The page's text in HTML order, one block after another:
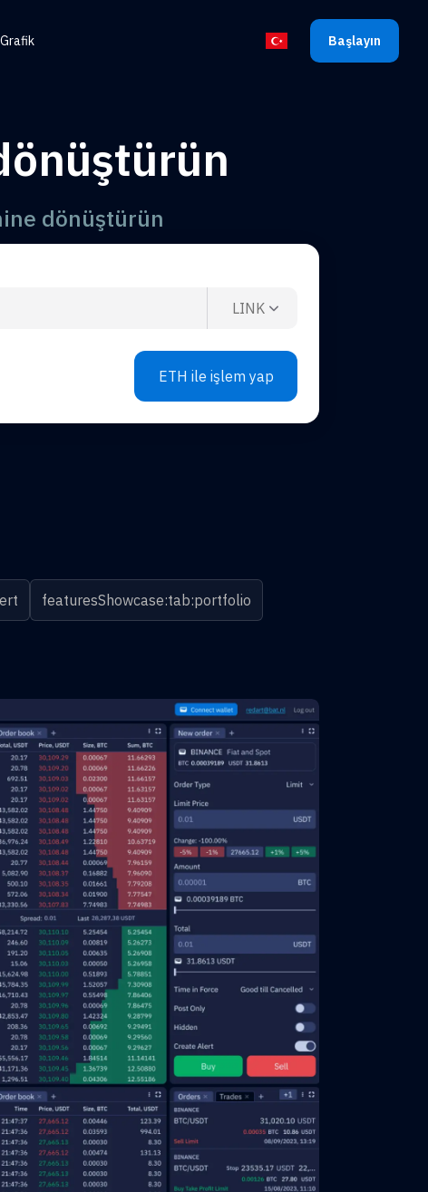
Grafik Dili seçin Başlayın
dönüştürün
LINK
ETH ile işlem yap
featuresShowcase:tab:portfolio